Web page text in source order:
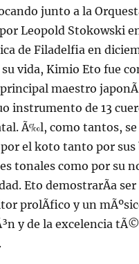
junto a la
Leopold Stokowski
de Filadelfia en
vida, Kimio Eto fue
maestro
instrumento de 13
Ã‰l, como tantos, se
el koto tanto por sus
tonales como por su
Eto demostrarÃ­a ser
prolÃ­fico y un
y de la excelencia